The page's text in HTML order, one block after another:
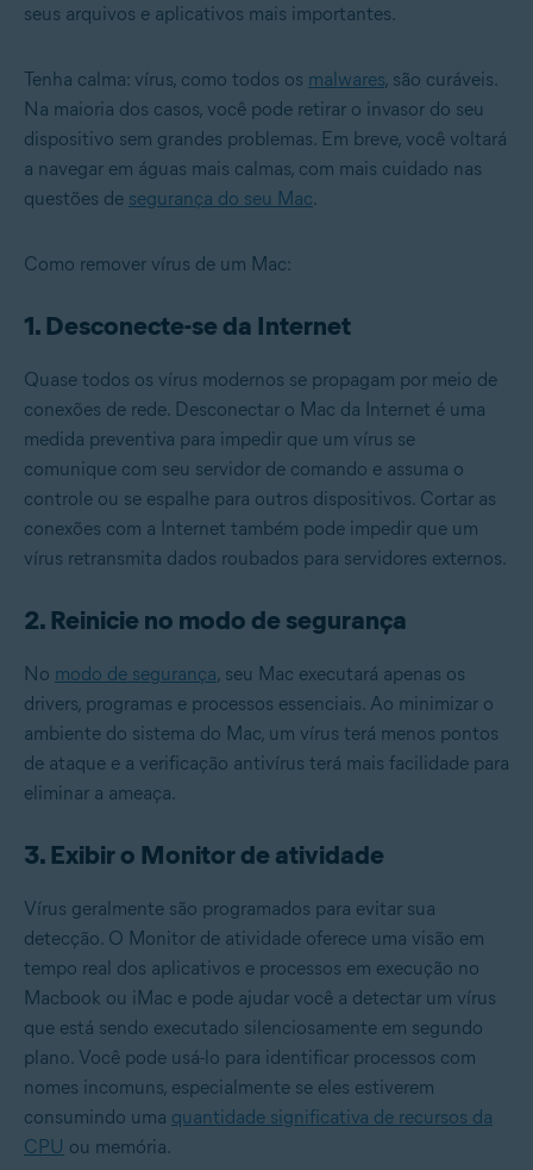
seus arquivos e aplicativos mais importantes.
Tenha calma: vírus, como todos os malwares, são curáveis.
Na maioria dos casos, você pode retirar o invasor do seu
dispositivo sem grandes problemas. Em breve, você voltará
a navegar em águas mais calmas, com mais cuidado nas
questões de segurança do seu Mac.
Como remover vírus de um Mac:
1. Desconecte-se da Internet
Quase todos os vírus modernos se propagam por meio de
conexões de rede. Desconectar o Mac da Internet é uma
medida preventiva para impedir que um vírus se
comunique com seu servidor de comando e assuma o
controle ou se espalhe para outros dispositivos. Cortar as
conexões com a Internet também pode impedir que um
vírus retransmita dados roubados para servidores externos.
2. Reinicie no modo de segurança
No modo de segurança, seu Mac executará apenas os
drivers, programas e processos essenciais. Ao minimizar o
ambiente do sistema do Mac, um vírus terá menos pontos
de ataque e a verificação antivírus terá mais facilidade para
eliminar a ameaça.
3. Exibir o Monitor de atividade
Vírus geralmente são programados para evitar sua
detecção. O Monitor de atividade oferece uma visão em
tempo real dos aplicativos e processos em execução no
Macbook ou iMac e pode ajudar você a detectar um vírus
que está sendo executado silenciosamente em segundo
plano. Você pode usá-lo para identificar processos com
nomes incomuns, especialmente se eles estiverem
consumindo uma quantidade significativa de recursos da
CPU ou memória.